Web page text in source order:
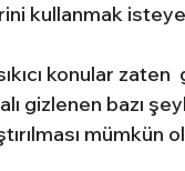
kullanmak
konular
gizlenen bazı
mümkün